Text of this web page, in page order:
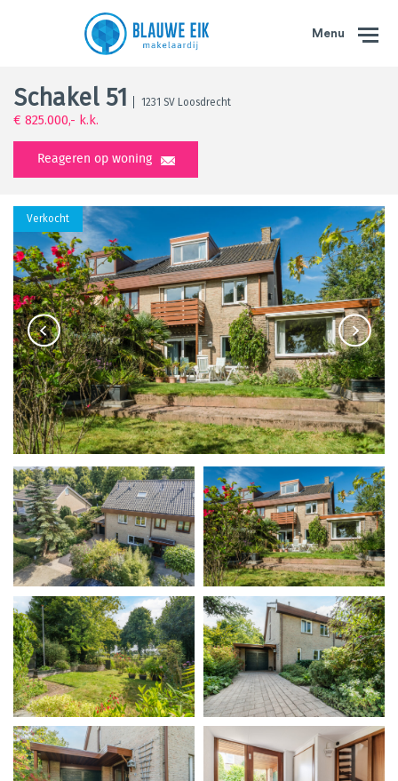
Menu
Schakel 51 1231 SV Loosdrecht
€ 825.000,- k.k.
Reageren op woning
Verkocht